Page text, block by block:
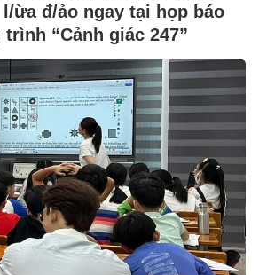
ừa đ/ảo ngay tại họp báo
“Cảnh giác 247”